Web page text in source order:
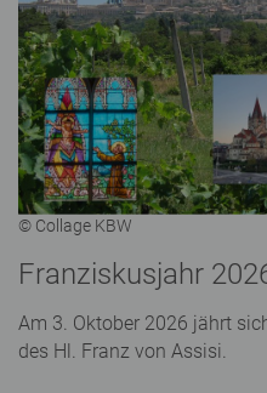
© Collage KBW
Franziskusjahr
Am 3. Oktober 2026 jährt
des Hl. Franz von Assisi.